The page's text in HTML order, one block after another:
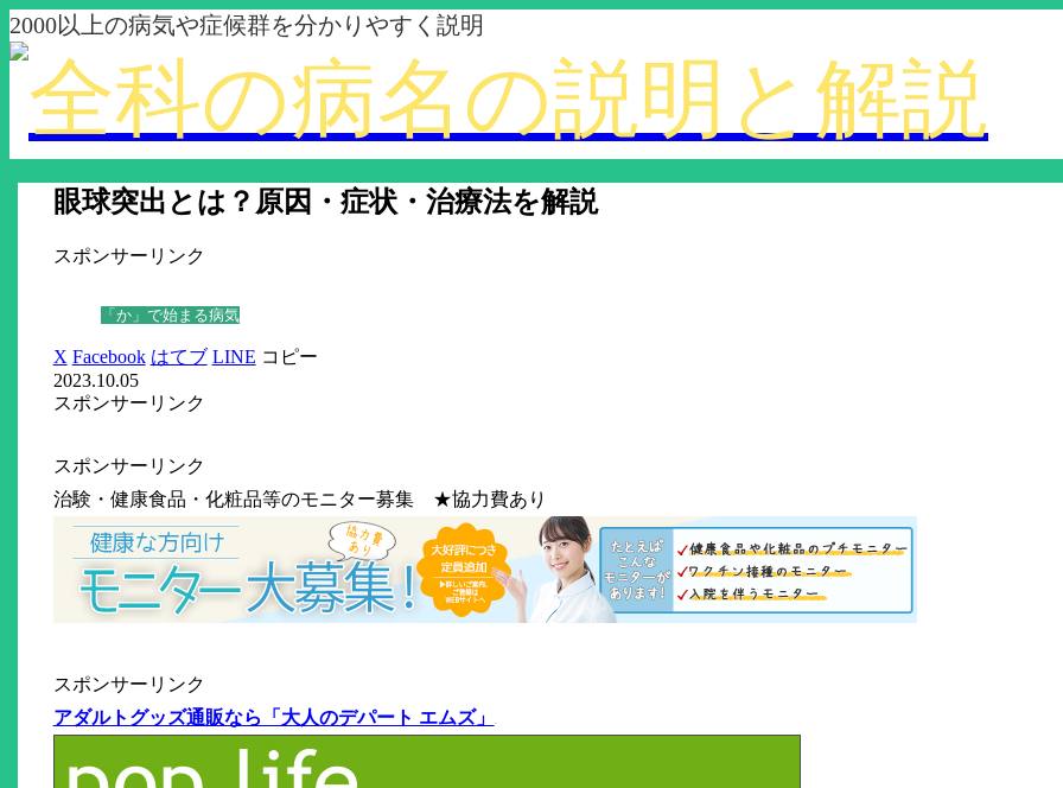
2000以上の病気や症候群を分かりやすく説明
眼球突出とは？原因・症状・治療法を解説
スポンサーリンク
「か」で始まる病気
X Facebook はてブ LINE コピー
2023.10.05
スポンサーリンク
スポンサーリンク
治験・健康食品・化粧品等のモニター募集 ★協力費あり
スポンサーリンク
アダルトグッズ通販なら「大人のデパート エムズ」